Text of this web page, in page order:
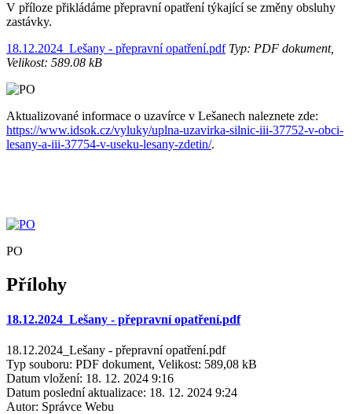
V příloze přikládáme přepravní opatření týkající se změny obsluhy
zastávky.
18.12.2024_Lešany - přepravní opatření.pdfTyp: PDF dokument,
Velikost: 589.08 kB
Aktualizované informace o uzavírce v Lešanech naleznete zde:
https://www.idsok.cz/vyluky/uplna-uzavirka-silnic-iii-37752-v-obci-
lesany-a-iii-37754-v-useku-lesany-zdetin/.
PO
Přílohy
18.12.2024_Lešany - přepravní opatření.pdf
18.12.2024_Lešany - přepravní opatření.pdf
Typ souboru: PDF dokument, Velikost: 589,08 kB
Datum vložení: 18. 12. 2024 9:16
Datum poslední aktualizace: 18. 12. 2024 9:24
Autor: Správce Webu